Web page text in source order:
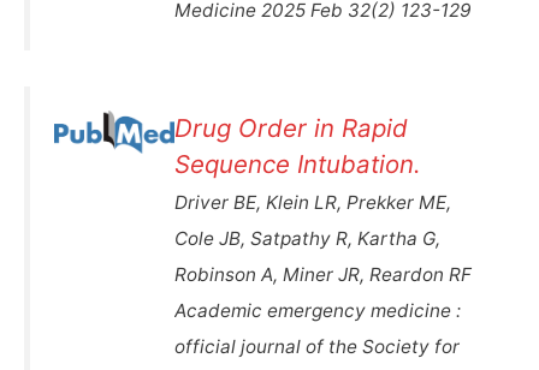
Medicine 2025 Feb 32(2) 123-129
Drug Order in Rapid
Sequence Intubation.
Driver BE, Klein LR, Prekker ME,
Cole JB, Satpathy R, Kartha G,
Robinson A, Miner JR, Reardon RF
Academic emergency medicine :
official journal of the Society for